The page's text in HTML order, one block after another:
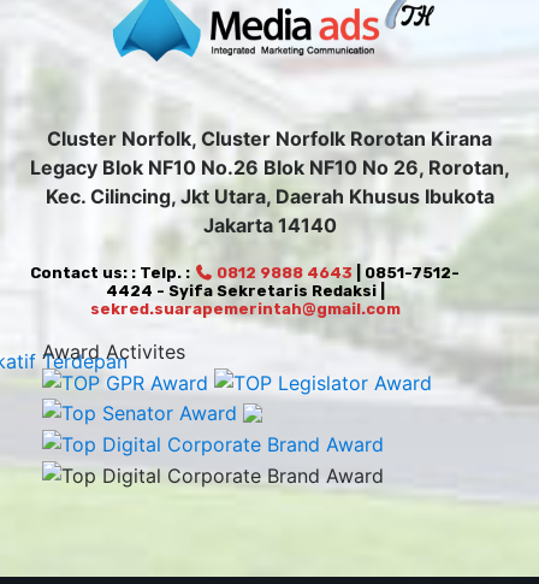
Cluster Norfolk, Cluster Norfolk Rorotan Kirana
Legacy Blok NF10 No.26 Blok NF10 No 26, Rorotan,
Kec. Cilincing, Jkt Utara, Daerah Khusus Ibukota
Jakarta 14140
Contact us: : Telp. : 0812 9888 4643 | 0851-7512-
4424 - Syifa Sekretaris Redaksi |
sekred.suarapemerintah@gmail.com
Award Activites